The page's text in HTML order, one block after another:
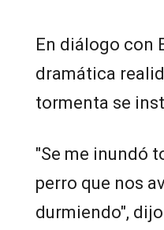
En diálogo con
dramática
tormenta se
"Se me inundó
perro que nos
durmiendo",